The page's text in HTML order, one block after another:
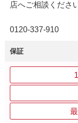
店へご相談くださ
0120-337-910
保証